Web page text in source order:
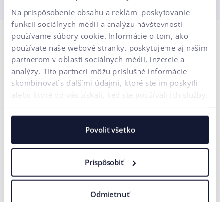
Na prispôsobenie obsahu a reklám, poskytovanie
funkcií sociálnych médií a analýzu návštevnosti
používame súbory cookie. Informácie o tom, ako
používate naše webové stránky, poskytujeme aj našim
partnerom v oblasti sociálnych médií, inzercie a
analýzy. Títo partneri môžu príslušné informácie
skombinovať s ďalšími údajmi, ktoré ste im poskytli
alebo ktoré od vás získali, keď ste používali ich služby.
Povoliť všetko
Prispôsobiť
Odmietnuť
Kontaktujte nás
Vaše meno*
spracovaním osobných
na účely marketingovej
komunikácie.